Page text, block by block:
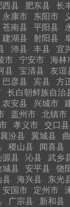
西县 肥东县 长
永康市 东阳市
苍南县 平阳县
建湖县 射阳县
沛县 丰县 宜
市 宁安市 海林
县 宝清县 友谊
巴彦县 宾县 方
长白朝鲜族自治
农安县 兴城市
盖州市 北镇市
孝义市 交口县
襄汾县 翼城县
稷山县 闻喜县
源县 沁县 武乡
城县 安平县 饶
县 海兴县 东光
安国市 定州市
广宗县 新和县